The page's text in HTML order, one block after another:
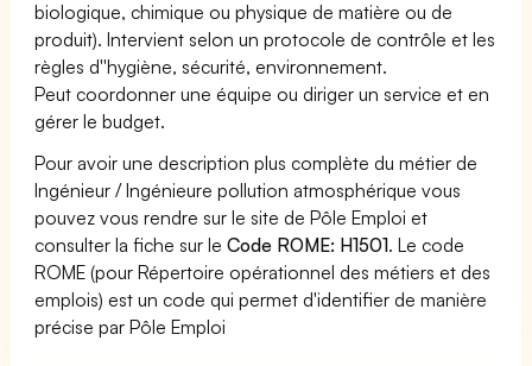
biologique, chimique ou physique de matière ou de
produit). Intervient selon un protocole de contrôle et les
règles d''hygiène, sécurité, environnement.
Peut coordonner une équipe ou diriger un service et en
gérer le budget.
Pour avoir une description plus complète du métier de
Ingénieur / Ingénieure pollution atmosphérique vous
pouvez vous rendre sur le site de Pôle Emploi et
consulter la fiche sur leCode ROME: H1501. Le code
ROME (pour Répertoire opérationnel des métiers et des
emplois) est un code qui permet d'identifier de manière
précise par Pôle Emploi